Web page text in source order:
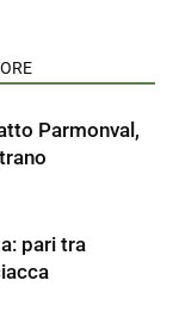
Parmonval,
pari tra